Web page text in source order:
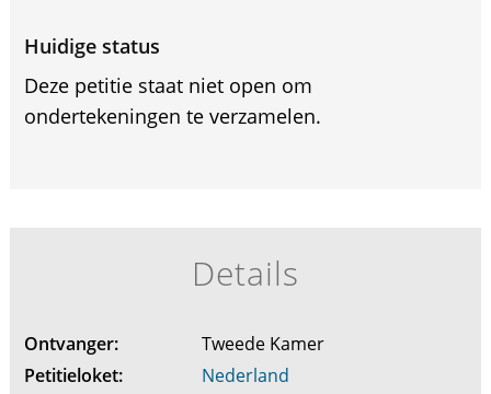
Huidige status
Deze petitie staat niet open om
ondertekeningen te verzamelen.
Details
Ontvanger:
Tweede Kamer
Petitieloket:
Nederland